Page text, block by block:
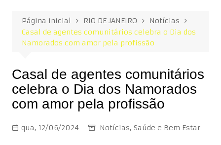
Página inicial RIO DE JANEIRO
Notícias
Casal de agentes comunitários celebra o Dia dos
Namorados com amor pela profissão
Casal de agentes comunitários
celebra o Dia dos Namorados
com amor pela profissão
qua, 12/06/2024 Notícias, Saúde e Bem Estar